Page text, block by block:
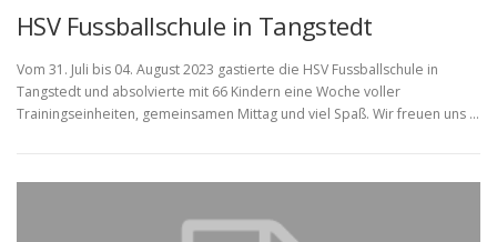
HSV Fussballschule in Tangstedt
Vom 31. Juli bis 04. August 2023 gastierte die HSV Fussballschule in
Tangstedt und absolvierte mit 66 Kindern eine Woche voller
Trainingseinheiten, gemeinsamen Mittag und viel Spaß. Wir freuen uns …